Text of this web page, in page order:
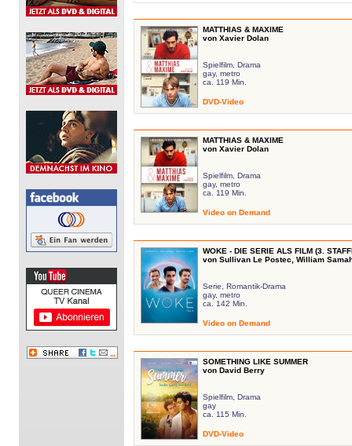
MATTHIAS & MAXIME
von Xavier Dolan
Spielfilm, Drama
gay, metro
ca. 119 Min.
DVD-Video
MATTHIAS & MAXIME
von Xavier Dolan
Spielfilm, Drama
gay, metro
ca. 119 Min.
Video on Demand
WOKE - DIE SERIE ALS FILM (3.
von Sullivan Le Postec, William
Serie, Romantik-Drama
gay, metro
ca. 142 Min.
Video on Demand
SOMETHING LIKE SUMMER
von David Berry
Spielfilm, Drama
gay
ca. 115 Min.
DVD-Video